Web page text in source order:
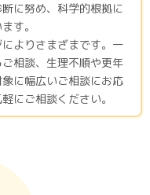
に努め、科学的根拠に
す。
よりさまざまです。一
相談、生理不順や更年
に幅広いご相談にお応
にご相談ください。